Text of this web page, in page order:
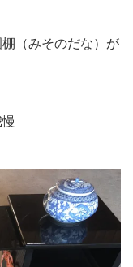
（みそのだな）が